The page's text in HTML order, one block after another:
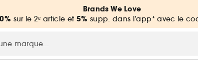
Brands We Love
sur le 2ᵉ article et 5% supp. dans l’app* avec le